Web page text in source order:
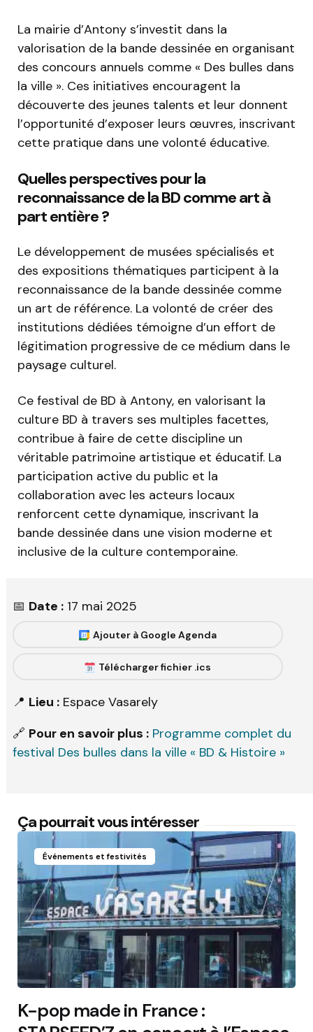
La mairie d’Antony s’investit dans la
valorisation de la bande dessinée en organisant
des concours annuels comme « Des bulles dans
la ville ». Ces initiatives encouragent la
découverte des jeunes talents et leur donnent
l’opportunité d’exposer leurs œuvres, inscrivant
cette pratique dans une volonté éducative.
Quelles perspectives pour la
reconnaissance de la BD comme art à
part entière ?
Le développement de musées spécialisés et
des expositions thématiques participent à la
reconnaissance de la bande dessinée comme
un art de référence. La volonté de créer des
institutions dédiées témoigne d’un effort de
légitimation progressive de ce médium dans le
paysage culturel.
Ce festival de BD à Antony, en valorisant la
culture BD à travers ses multiples facettes,
contribue à faire de cette discipline un
véritable patrimoine artistique et éducatif. La
participation active du public et la
collaboration avec les acteurs locaux
renforcent cette dynamique, inscrivant la
bande dessinée dans une vision moderne et
inclusive de la culture contemporaine.
📅 Date : 17 mai 2025
Ajouter à Google Agenda
Télécharger fichier .ics
📍 Lieu : Espace Vasarely
🔗 Pour en savoir plus : Programme complet du
festival Des bulles dans la ville « BD & Histoire »
Ça pourrait vous intéresser
Événements et festivités
K-pop made in France :